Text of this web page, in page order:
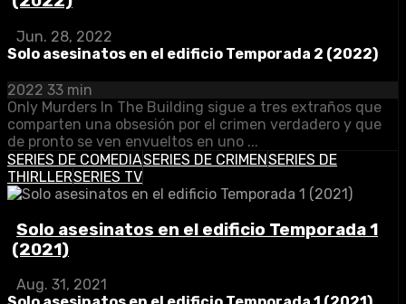
Jun. 28, 2022
Solo asesinatos en el edificio Temporada 2 (2022)
2022 33 min
Only Murders In The Building sigue a tres extraños que
comparten una obsesión por el crimen verdadero y que
de pronto se ven envueltos en uno ...
SERIES DE COMEDIASERIES DE CRIMENSERIES DE
THIRLLERSERIES TV
Solo asesinatos en el edificio Temporada 1
(2021)
Aug. 31, 2021